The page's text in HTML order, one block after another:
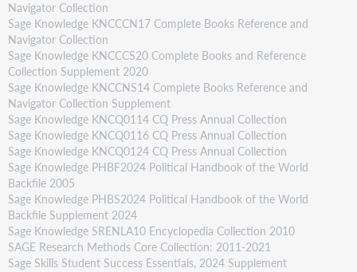
Navigator Collection
Sage Knowledge KNCCCN17 Complete Books Reference and
Navigator Collection
Sage Knowledge KNCCCS20 Complete Books and Reference
Collection Supplement 2020
Sage Knowledge KNCCNS14 Complete Books Reference and
Navigator Collection Supplement
Sage Knowledge KNCQ0114 CQ Press Annual Collection
Sage Knowledge KNCQ0116 CQ Press Annual Collection
Sage Knowledge KNCQ0124 CQ Press Annual Collection
Sage Knowledge PHBF2024 Political Handbook of the World
Backfile 2005
Sage Knowledge PHBS2024 Political Handbook of the World
Backfile Supplement 2024
Sage Knowledge SRENLA10 Encyclopedia Collection 2010
SAGE Research Methods Core Collection: 2011-2021
Sage Skills Student Success Essentials, 2024 Supplement